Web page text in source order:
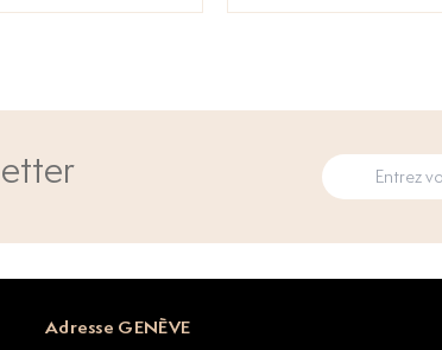
Adresse GENÈVE